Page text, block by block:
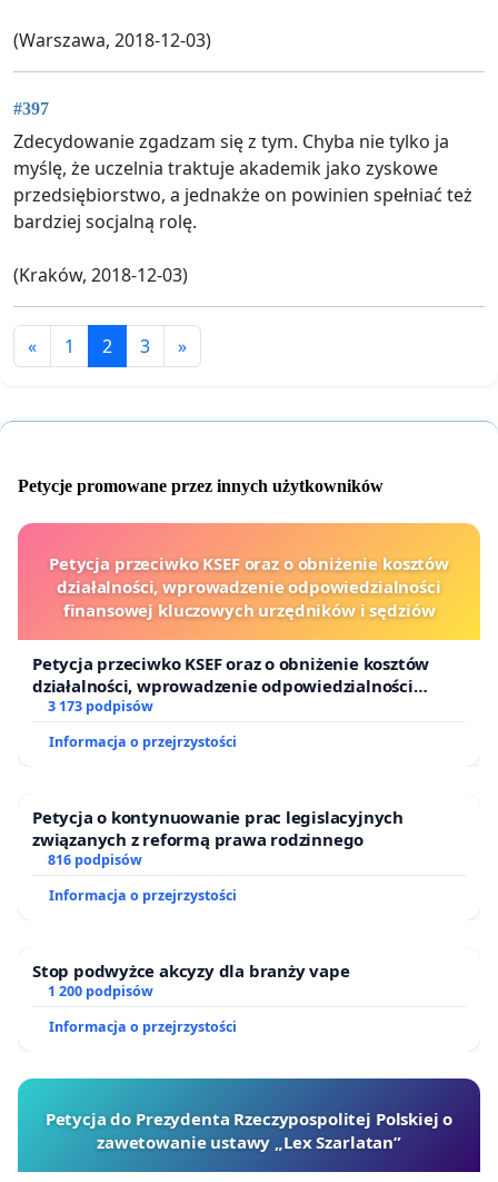
(Warszawa, 2018-12-03)
#397
Zdecydowanie zgadzam się z tym. Chyba nie tylko ja
myślę, że uczelnia traktuje akademik jako zyskowe
przedsiębiorstwo, a jednakże on powinien spełniać też
bardziej socjalną rolę.
(Kraków, 2018-12-03)
« 1 2 3 »
Petycje promowane przez innych użytkowników
Petycja przeciwko KSEF oraz o obniżenie kosztów
działalności, wprowadzenie odpowiedzialności
finansowej kluczowych urzędników i sędziów
Petycja przeciwko KSEF oraz o obniżenie kosztów
działalności, wprowadzenie odpowiedzialności
finansowej kluczowych urzędników i sędziów
3 173 podpisów
Informacja o przejrzystości
Petycja o kontynuowanie prac legislacyjnych
związanych z reformą prawa rodzinnego
816 podpisów
Informacja o przejrzystości
Stop podwyżce akcyzy dla branży vape
1 200 podpisów
Informacja o przejrzystości
Petycja do Prezydenta Rzeczypospolitej Polskiej o
zawetowanie ustawy „Lex Szarlatan”